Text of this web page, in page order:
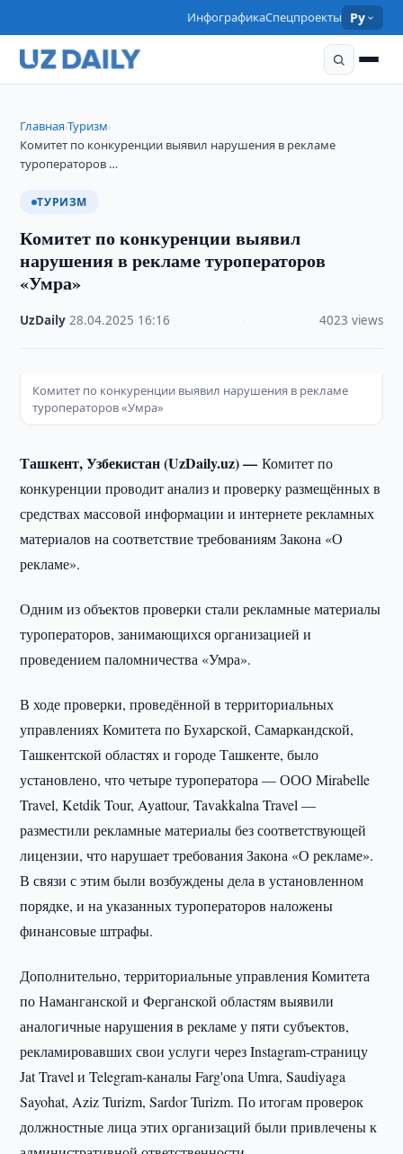
ИнфографикаСпецпроекты Ру
Главная›Туризм›
Комитет по конкуренции выявил нарушения в рекламе
туроператоров …
ТУРИЗМ
Комитет по конкуренции выявил
нарушения в рекламе туроператоров
«Умра»
UzDaily ·28.04.2025 16:16 4023 views
Комитет по конкуренции выявил нарушения в рекламе
туроператоров «Умра»
Ташкент, Узбекистан (UzDaily.uz) —Комитет по
конкуренции проводит анализ и проверку размещённых в
средствах массовой информации и интернете рекламных
материалов на соответствие требованиям Закона «О
рекламе».
Одним из объектов проверки стали рекламные материалы
туроператоров, занимающихся организацией и
проведением паломничества «Умра».
В ходе проверки, проведённой в территориальных
управлениях Комитета по Бухарской, Самаркандской,
Ташкентской областях и городе Ташкенте, было
установлено, что четыре туроператора — ООО Mirabelle
Travel, Ketdik Tour, Ayattour, Tavakkalna Travel —
разместили рекламные материалы без соответствующей
лицензии, что нарушает требования Закона «О рекламе».
В связи с этим были возбуждены дела в установленном
порядке, и на указанных туроператоров наложены
финансовые штрафы.
Дополнительно, территориальные управления Комитета
по Наманганской и Ферганской областям выявили
аналогичные нарушения в рекламе у пяти субъектов,
рекламировавших свои услуги через Instagram-страницу
Jat Travel и Telegram-каналы Farg'ona Umra, Saudiyaga
Sayohat, Aziz Turizm, Sardor Turizm. По итогам проверок
должностные лица этих организаций были привлечены к